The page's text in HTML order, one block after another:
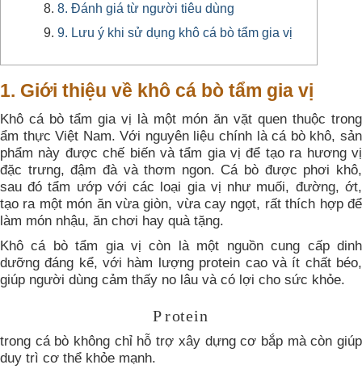
8. Đánh giá từ người tiêu dùng
9. Lưu ý khi sử dụng khô cá bò tẩm gia vị
1. Giới thiệu về khô cá bò tẩm gia vị
Khô cá bò tẩm gia vị là một món ăn vặt quen thuộc trong
ẩm thực Việt Nam. Với nguyên liệu chính là cá bò khô, sản
phẩm này được chế biến và tẩm gia vị để tạo ra hương vị
đặc trưng, đậm đà và thơm ngon. Cá bò được phơi khô,
sau đó tẩm ướp với các loại gia vị như muối, đường, ớt,
tạo ra một món ăn vừa giòn, vừa cay ngọt, rất thích hợp để
làm món nhậu, ăn chơi hay quà tặng.
Khô cá bò tẩm gia vị còn là một nguồn cung cấp dinh
dưỡng đáng kể, với hàm lượng protein cao và ít chất béo,
giúp người dùng cảm thấy no lâu và có lợi cho sức khỏe.
P rotein
trong cá bò không chỉ hỗ trợ xây dựng cơ bắp mà còn giúp
duy trì cơ thể khỏe mạnh.